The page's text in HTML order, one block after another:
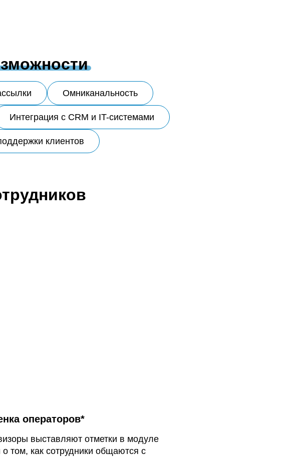
Омниканальность
Интеграция с CRM и IT-системами
клиентов
операторов*
выставляют отметки в модуле
о том, как сотрудники общаются с